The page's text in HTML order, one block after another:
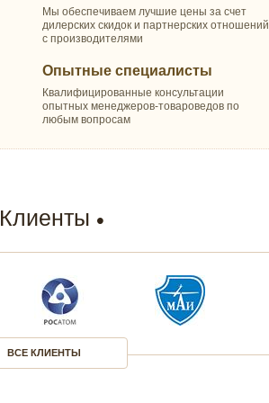
Мы обеспечиваем лучшие цены за счет
дилерских скидок и партнерских отношений
с производителями
Опытные специалисты
Квалифицированные консультации
опытных менеджеров-товароведов по
любым вопросам
Клиенты
ВСЕ КЛИЕНТЫ